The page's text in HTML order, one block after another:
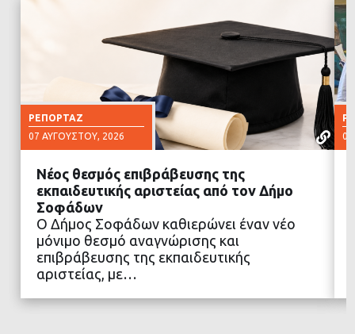
ΡΕΠΟΡΤΆΖ
07 ΑΥΓΟΎΣΤΟΥ, 2026
ΔΙΑΒΑΣΤΕ ΠΕΡΙΣΣΟΤΕΡΑ
Νέος θεσμός επιβράβευσης της
εκπαιδευτικής αριστείας από τον Δήμο
Σοφάδων
Ο Δήμος Σοφάδων καθιερώνει έναν νέο
μόνιμο θεσμό αναγνώρισης και
επιβράβευσης της εκπαιδευτικής
αριστείας, με…